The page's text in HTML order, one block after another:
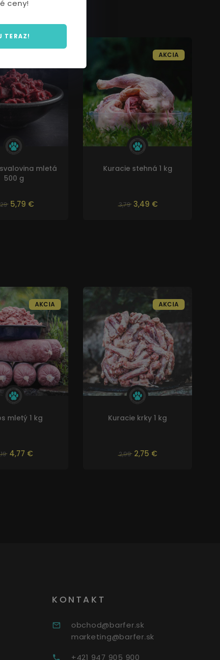
mletá
500 g
5,79 €
Kuracie stehná 1 kg
3,79 3,49 €
AKCIA
mletý 1 kg
4,77 €
AKCIA
Kuracie krky 1 kg
2,99 2,75 €
AKCIA
KONTAKT
obchod@barfer.sk
marketing@barfer.sk
+421 947 905 900
ceny!
TERAZ!